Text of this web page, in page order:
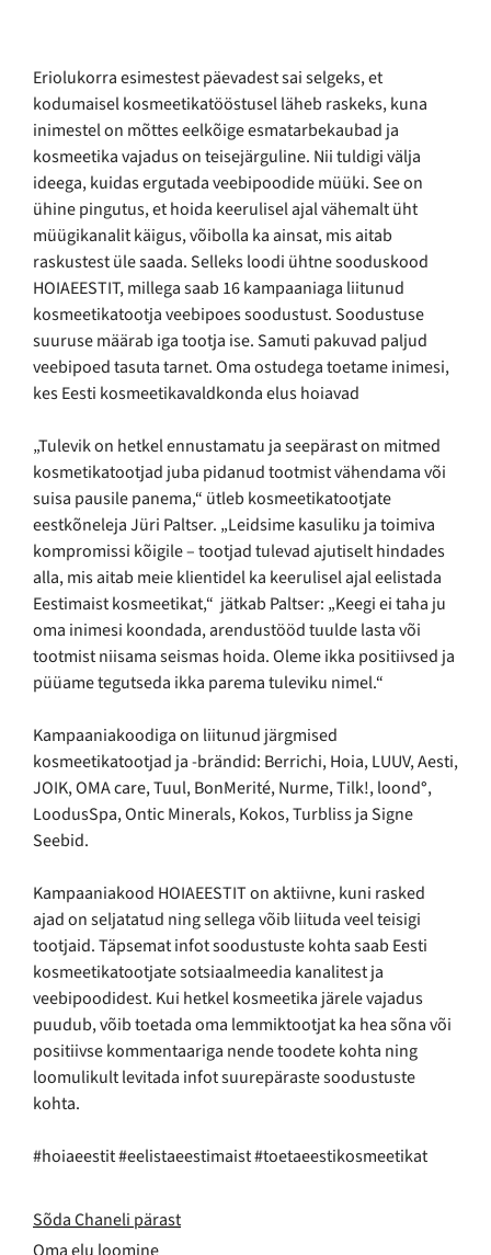
Eriolukorra esimestest päevadest sai selgeks, et
kodumaisel kosmeetikatööstusel läheb raskeks, kuna
inimestel on mõttes eelkõige esmatarbekaubad ja
kosmeetika vajadus on teisejärguline. Nii tuldigi välja
ideega, kuidas ergutada veebipoodide müüki. See on
ühine pingutus, et hoida keerulisel ajal vähemalt üht
müügikanalit käigus, võibolla ka ainsat, mis aitab
raskustest üle saada. Selleks loodi ühtne sooduskood
HOIAEESTIT, millega saab 16 kampaaniaga liitunud
kosmeetikatootja veebipoes soodustust. Soodustuse
suuruse määrab iga tootja ise. Samuti pakuvad paljud
veebipoed tasuta tarnet. Oma ostudega toetame inimesi,
kes Eesti kosmeetikavaldkonda elus hoiavad
„Tulevik on hetkel ennustamatu ja seepärast on mitmed
kosmetikatootjad juba pidanud tootmist vähendama või
suisa pausile panema,“ ütleb kosmeetikatootjate
eestkõneleja Jüri Paltser. „Leidsime kasuliku ja toimiva
kompromissi kõigile – tootjad tulevad ajutiselt hindades
alla, mis aitab meie klientidel ka keerulisel ajal eelistada
Eestimaist kosmeetikat,“ jätkab Paltser: „Keegi ei taha ju
oma inimesi koondada, arendustööd tuulde lasta või
tootmist niisama seismas hoida. Oleme ikka positiivsed ja
püüame tegutseda ikka parema tuleviku nimel.“
Kampaaniakoodiga on liitunud järgmised
kosmeetikatootjad ja -brändid: Berrichi, Hoia, LUUV, Aesti,
JOIK, OMA care, Tuul, BonMerité, Nurme, Tilk!, loond°,
LoodusSpa, Ontic Minerals, Kokos, Turbliss ja Signe
Seebid.
Kampaaniakood HOIAEESTIT on aktiivne, kuni rasked
ajad on seljatatud ning sellega võib liituda veel teisigi
tootjaid. Täpsemat infot soodustuste kohta saab Eesti
kosmeetikatootjate sotsiaalmeedia kanalitest ja
veebipoodidest. Kui hetkel kosmeetika järele vajadus
puudub, võib toetada oma lemmiktootjat ka hea sõna või
positiivse kommentaariga nende toodete kohta ning
loomulikult levitada infot suurepäraste soodustuste
kohta.
#hoiaeestit #eelistaeestimaist #toetaeestikosmeetikat
Sõda Chaneli pärast